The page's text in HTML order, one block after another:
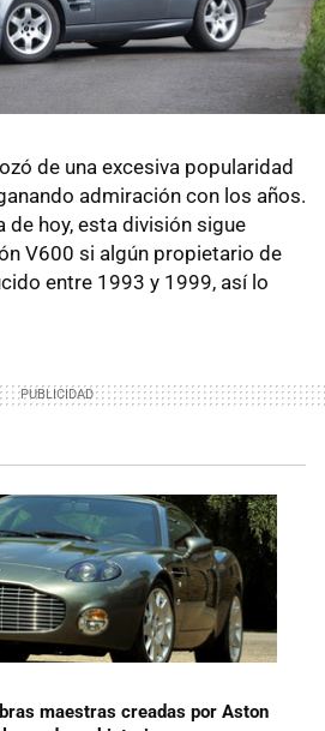
de una excesiva popularidad
admiración con los años.
de hoy, esta división sigue
V600 si algún propietario de
entre 1993 y 1999, así lo
maestras creadas por Aston